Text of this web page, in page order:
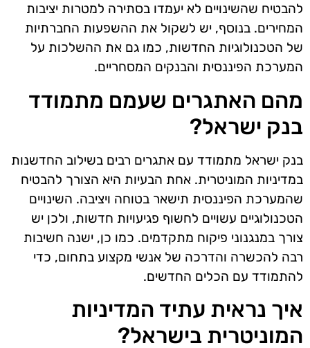
להבטיח שהשינויים לא יעמדו בסתירה למטרות יציבות
המחירים. בנוסף, יש לשקול את ההשפעות החברתיות
של הטכנולוגיות החדשות, כמו גם את ההשלכות על
המערכת הפיננסית והבנקים המסחריים.
מהם האתגרים שעמם מתמודד
בנק ישראל?
בנק ישראל מתמודד עם אתגרים רבים בשילוב החדשנות
במדיניות המוניטרית. אחת הבעיות היא הצורך להבטיח
שהמערכת הפיננסית תישאר בטוחה ויציבה. השינויים
הטכנולוגיים עשויים לחשוף פגיעויות חדשות, ולכן יש
צורך במנגנוני פיקוח מתקדמים. כמו כן, ישנה חשיבות
רבה להכשרה והדרכה של אנשי מקצוע בתחום, כדי
להתמודד עם הכלים החדשים.
איך נראית עתיד המדיניות
המוניטרית בישראל?